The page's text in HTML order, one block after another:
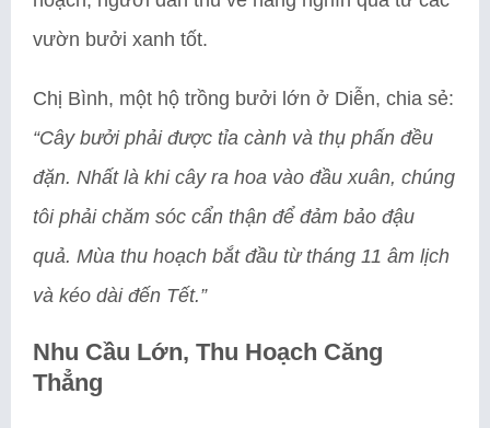
vườn bưởi xanh tốt.
Chị Bình, một hộ trồng bưởi lớn ở Diễn, chia sẻ:
“Cây bưởi phải được tỉa cành và thụ phấn đều
đặn. Nhất là khi cây ra hoa vào đầu xuân, chúng
tôi phải chăm sóc cẩn thận để đảm bảo đậu
quả. Mùa thu hoạch bắt đầu từ tháng 11 âm lịch
và kéo dài đến Tết.”
Nhu Cầu Lớn, Thu Hoạch Căng
Thẳng